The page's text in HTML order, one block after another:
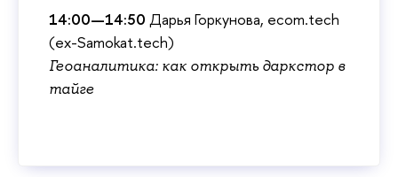
14:00—14:50 Дарья Горкунова, ecom.tech
(ex-Samokat.tech)
Геоаналитика: как открыть даркстор
тайге